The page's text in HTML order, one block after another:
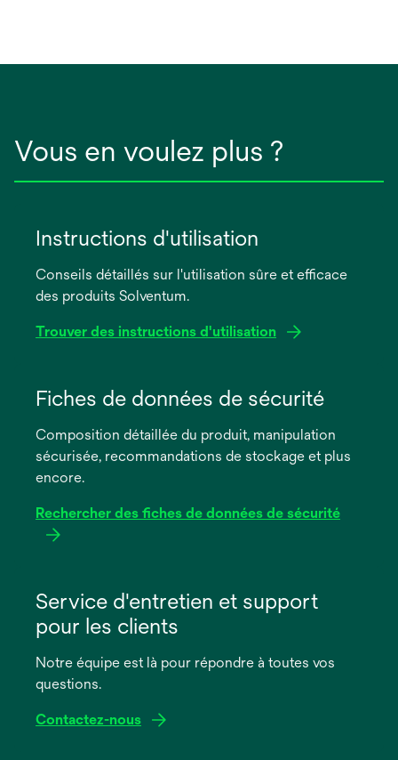
Vous en voulez plus ?
Instructions d'utilisation
Conseils détaillés sur l'utilisation sûre et efficace
des produits Solventum.
Trouver des instructions d'utilisation
dans
nouvel
onglet
Fiches de données de sécurité
Composition détaillée du produit, manipulation
sécurisée, recommandations de stockage et plus
encore.
Rechercher des fiches de données de sécurité
dans
nouvel
onglet
Service d'entretien et support
pour les clients
Notre équipe est là pour répondre à toutes vos
questions.
Contactez-nous